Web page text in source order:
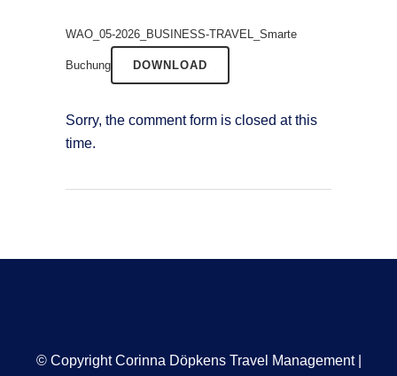
WAO_05-2026_BUSINESS-TRAVEL_Smarte
Buchung DOWNLOAD
Sorry, the comment form is closed at this
time.
© Copyright Corinna Döpkens Travel Management |